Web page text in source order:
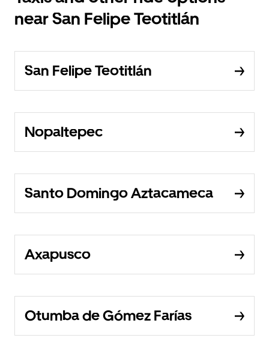
near San Felipe Teotitlán
San Felipe Teotitlán
Nopaltepec
Santo Domingo Aztacameca
Axapusco
Otumba de Gómez Farías